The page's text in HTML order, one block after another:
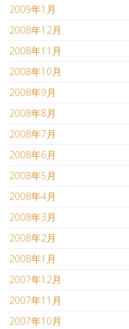
2009年1月
2008年12月
2008年11月
2008年10月
2008年9月
2008年8月
2008年7月
2008年6月
2008年5月
2008年4月
2008年3月
2008年2月
2008年1月
2007年12月
2007年11月
2007年10月